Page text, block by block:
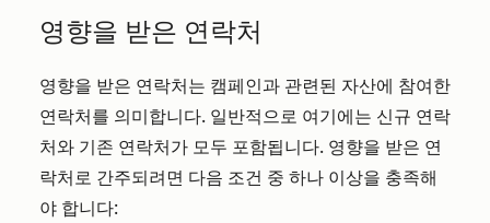
영향을 받은 연락처
영향을 받은 연락처는 캠페인과 관련된 자산에 참여한
연락처를 의미합니다. 일반적으로 여기에는 신규 연락
처와 기존 연락처가 모두 포함됩니다. 영향을 받은 연
락처로 간주되려면 다음 조건 중 하나 이상을 충족해
야 합니다: